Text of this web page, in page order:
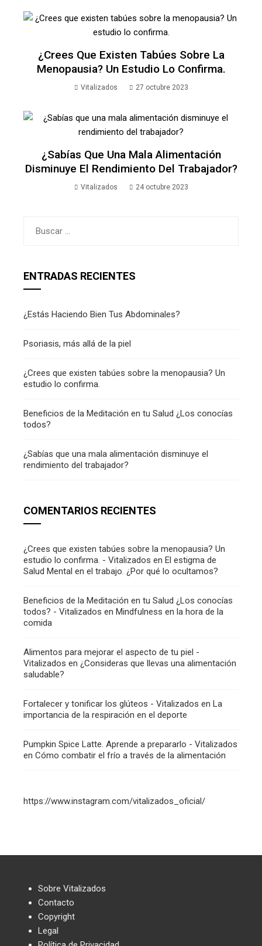
¿Crees Que Existen Tabúes Sobre La
Menopausia? Un Estudio Lo Confirma.
Vitalizados 27 octubre 2023
¿Sabías Que Una Mala Alimentación
Disminuye El Rendimiento Del Trabajador?
Vitalizados 24 octubre 2023
ENTRADAS RECIENTES
¿Estás Haciendo Bien Tus Abdominales?
Psoriasis, más allá de la piel
¿Crees que existen tabúes sobre la menopausia? Un
estudio lo confirma.
Beneficios de la Meditación en tu Salud ¿Los conocías
todos?
¿Sabías que una mala alimentación disminuye el
rendimiento del trabajador?
COMENTARIOS RECIENTES
¿Crees que existen tabúes sobre la menopausia? Un
estudio lo confirma. - Vitalizados en El estigma de
Salud Mental en el trabajo. ¿Por qué lo ocultamos?
Beneficios de la Meditación en tu Salud ¿Los conocías
todos? - Vitalizados en Mindfulness en la hora de la
comida
Alimentos para mejorar el aspecto de tu piel -
Vitalizados en ¿Consideras que llevas una alimentación
saludable?
Fortalecer y tonificar los glúteos - Vitalizados en La
importancia de la respiración en el deporte
Pumpkin Spice Latte. Aprende a prepararlo - Vitalizados
en Cómo combatir el frío a través de la alimentación
https://www.instagram.com/vitalizados_oficial/
Sobre Vitalizados
Contacto
Copyright
Legal